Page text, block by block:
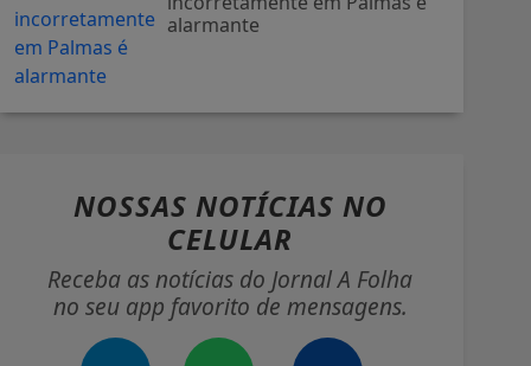
alarmante
NOSSAS NOTÍCIAS NO
CELULAR
Receba as notícias do Jornal A Folha
no seu app favorito de mensagens.